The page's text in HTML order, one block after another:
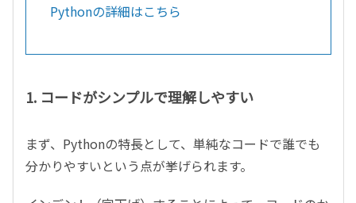
Pythonの詳細はこちら
1. コードがシンプルで理解しやすい
まず、Pythonの特長として、単純なコードで誰でも
分かりやすいという点が挙げられます。